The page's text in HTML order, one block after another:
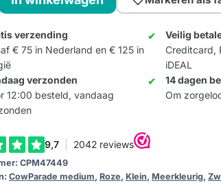
verzending
€ 75 in Nederland en € 125 in
Veilig
Creditcard,
iDEAL
verzonden
12:00 besteld, vandaag
14 dagen
Om
CPM47449
CowParade medium, Roze, Klein, Meerkleurig,